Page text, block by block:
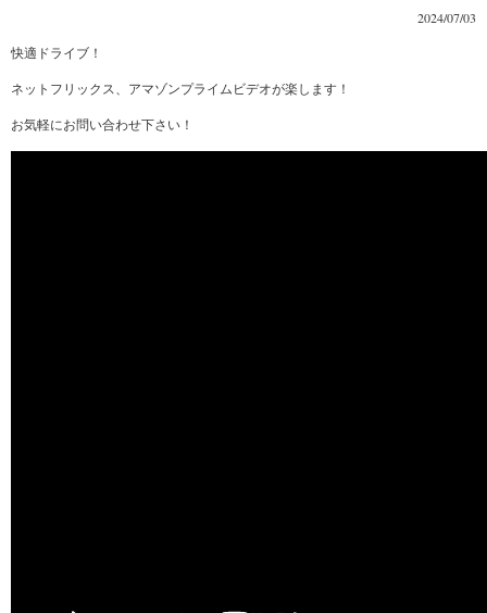
2024/07/03
快適ドライブ！
ネットフリックス、アマゾンプライムビデオが楽します！
お気軽にお問い合わせ下さい！